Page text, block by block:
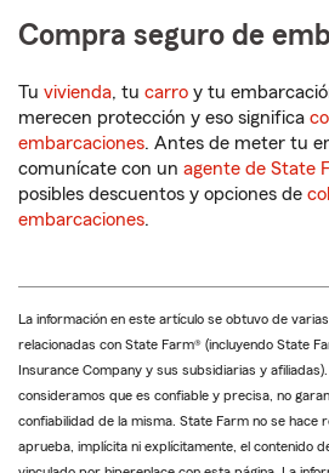
Compra seguro de
Tu vivienda, tu carro y tu
merecen protección y eso significa
embarcaciones. Antes de meter tu
comunícate con un agente de State
posibles descuentos y opciones de
embarcaciones.
La información en este artículo se obtuvo de
relacionadas con State Farm® (incluyendo State
Insurance Company y sus subsidiarias y
consideramos que es confiable y precisa, no
confiabilidad de la misma. State Farm no se hace
aprueba, implícita ni explícitamente, el contenido